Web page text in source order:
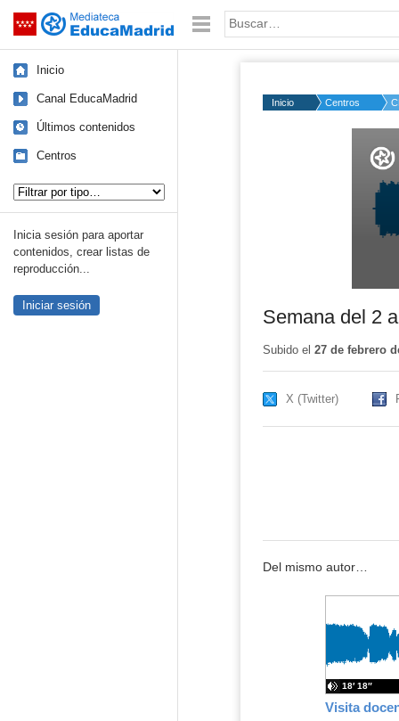
Saltar navegación Palabra o frase:
Inicio
Canal EducaMadrid
Últimos contenidos
Centros
Inicia sesión para aportar
contenidos, crear listas de
reproducción...
Iniciar sesión
Inicio Centros
50%
Semana del 2
Subido el 27 de febrero
X (Twitter)
Del mismo autor…
18′ 18″